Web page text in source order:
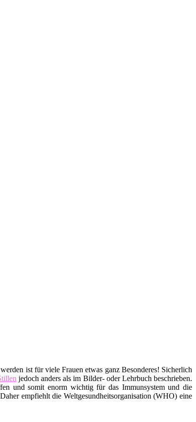
ist für viele Frauen etwas ganz Besonderes! Sicherlich
jedoch anders als im Bilder- oder Lehrbuch beschrieben.
und somit enorm wichtig für das Immunsystem und die
empfiehlt die Weltgesundheitsorganisation (WHO) eine